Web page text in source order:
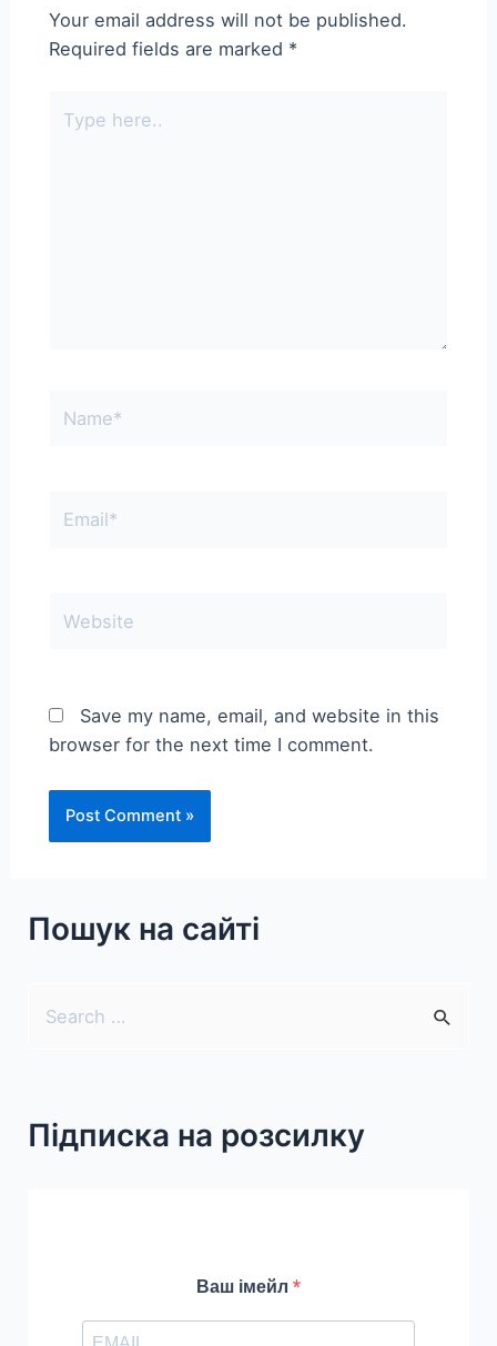
Your email address will not be published.
Required fields are marked *
here..
Save my name, email, and website in this
browser for the next time I comment.
Пошук на сайті
cПідписка на розсилку
Ваш імейл